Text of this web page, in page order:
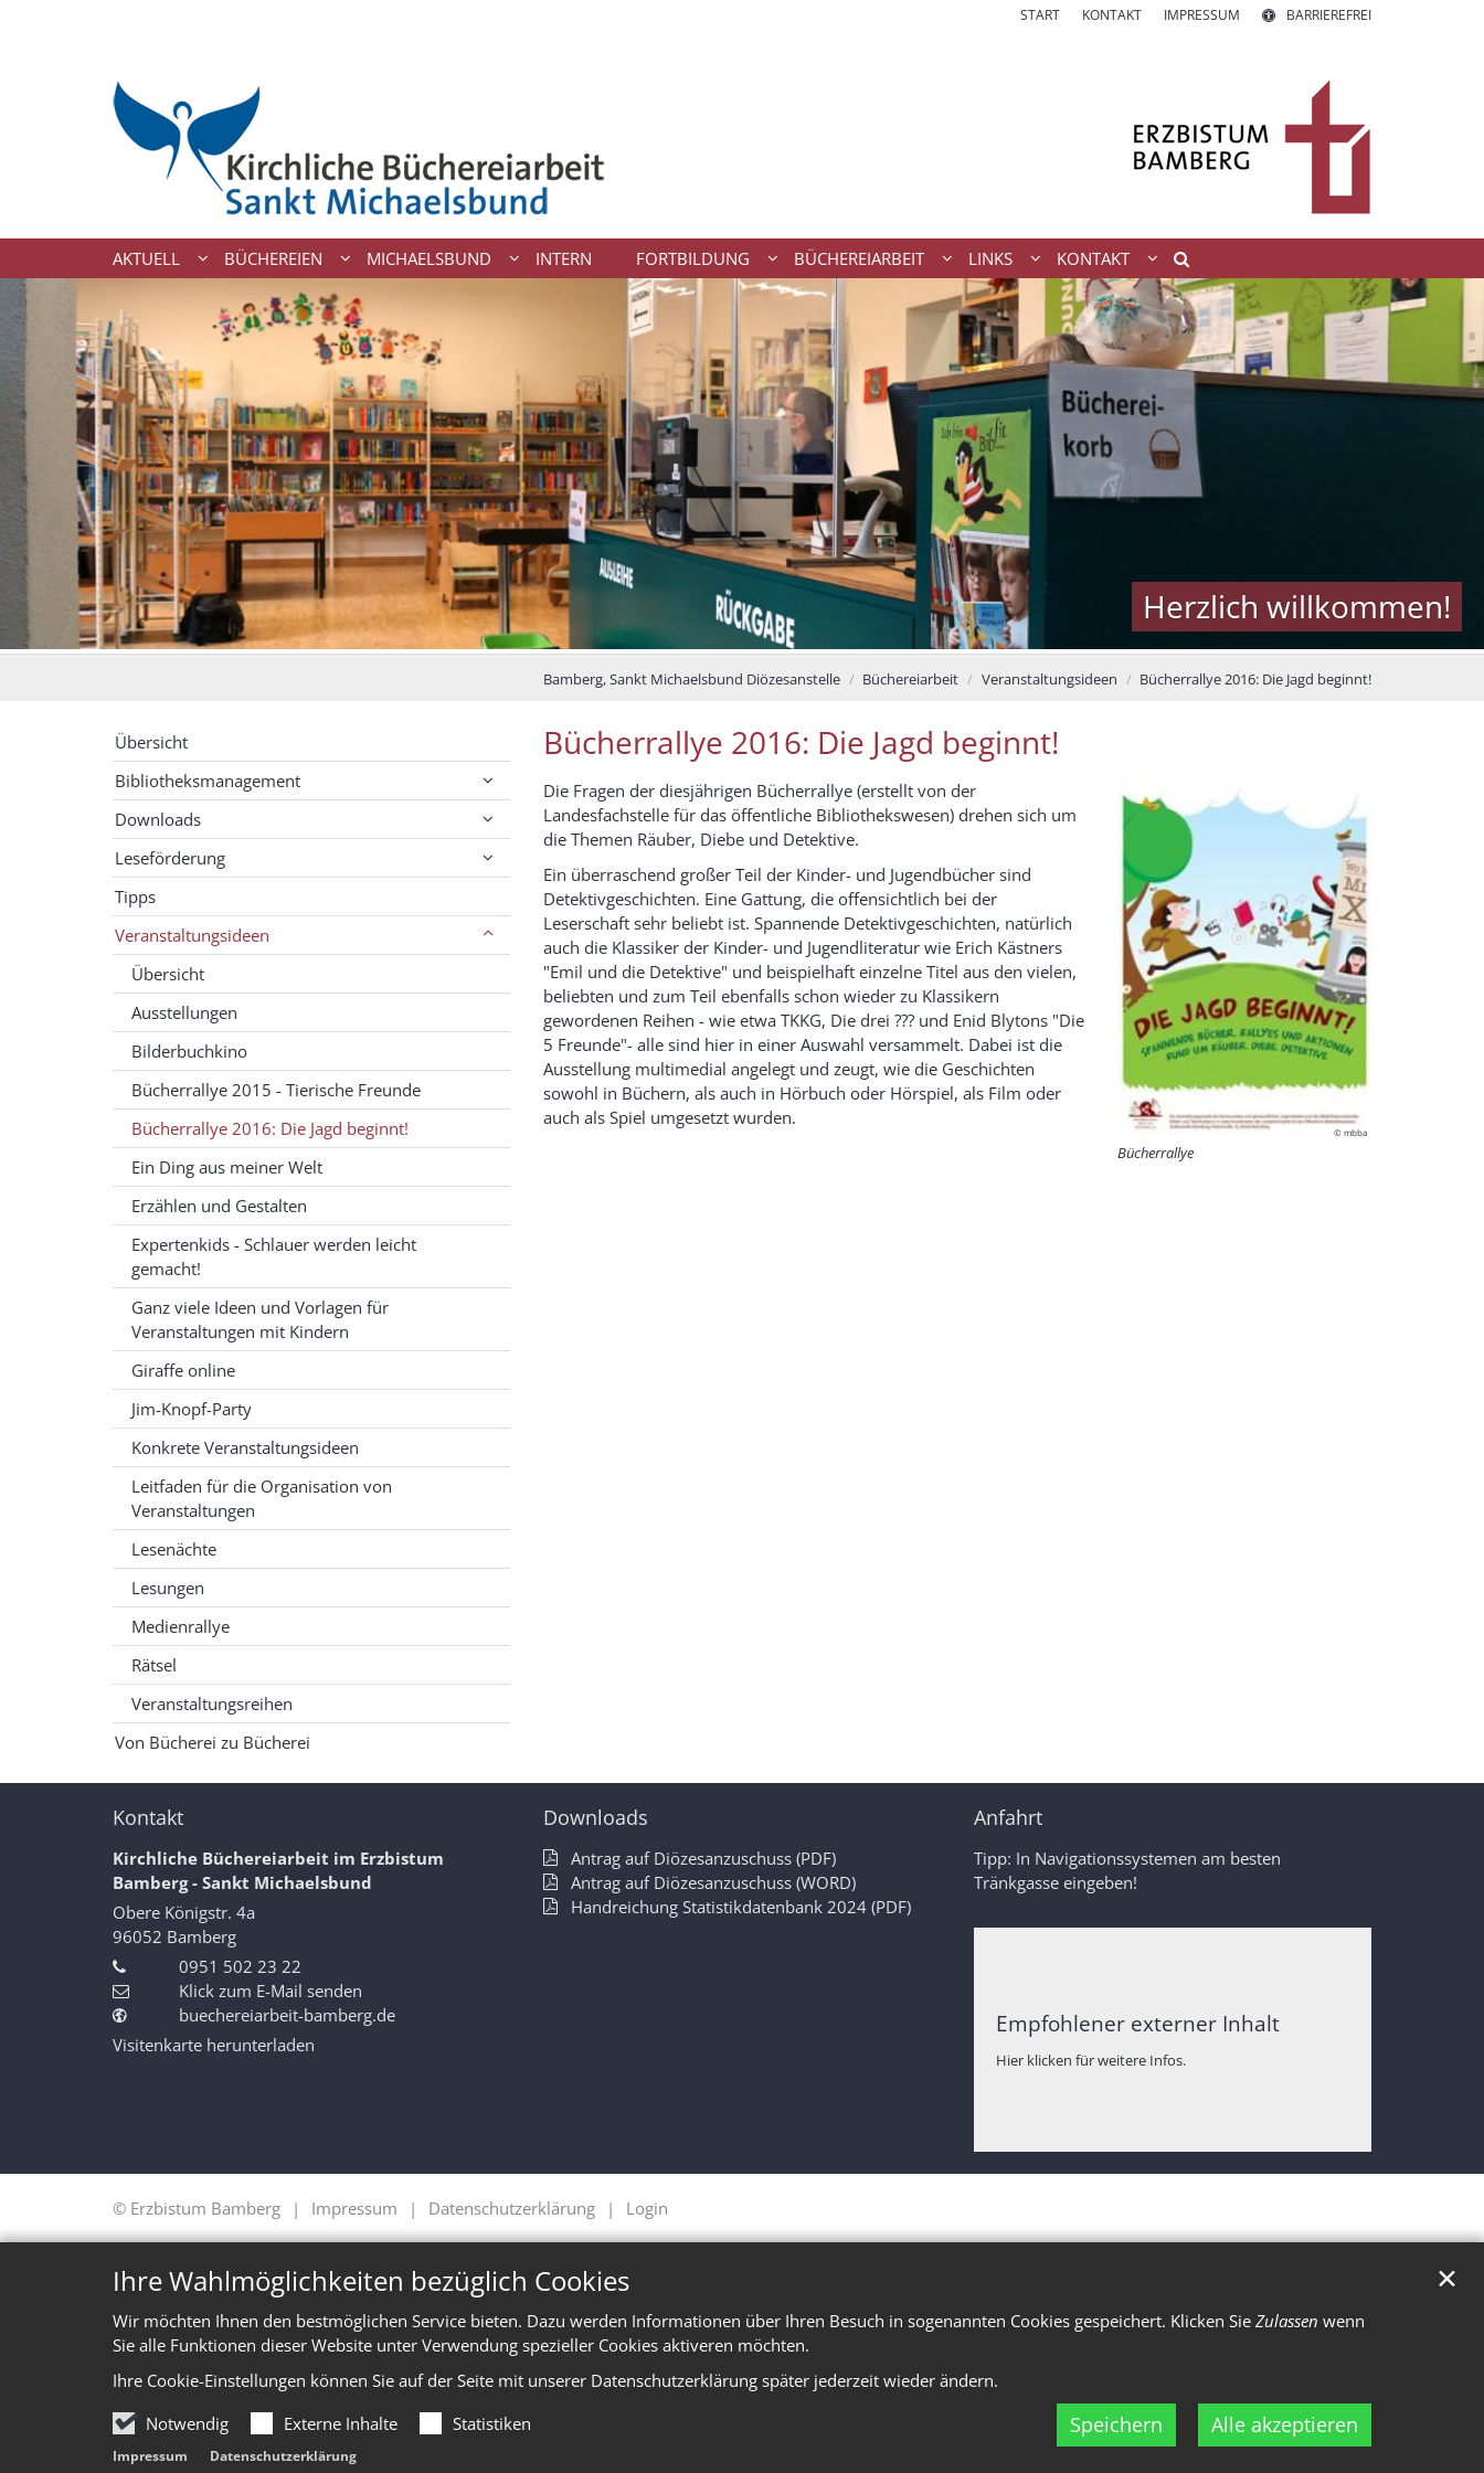
Ihre Wahlmöglichkeiten bezüglich Cookies
Wir möchten Ihnen den bestmöglichen Service bieten. Dazu werden Informationen über Ihren Besuch in sogenannten Cookies gespeichert. Klicken Sie Zulassen wenn
Sie alle Funktionen dieser Website unter Verwendung spezieller Cookies aktiveren möchten.
Ihre Cookie-Einstellungen können Sie auf der Seite mit unserer Datenschutzerklärung später jederzeit wieder ändern.
Notwendig
Externe Inhalte Statistiken Speichern Alle akzeptieren
✕
Impressum Datenschutzerklärung
START KONTAKT IMPRESSUM BARRIEREFREI
AKTUELL BÜCHEREIEN MICHAELSBUND INTERN FORTBILDUNG BÜCHEREIARBEIT LINKS KONTAKT
Herzlich willkommen!
Bamberg, Sankt Michaelsbund Diözesanstelle Büchereiarbeit Veranstaltungsideen Bücherrallye 2016: Die Jagd beginnt!
Bücherrallye 2016: Die Jagd beginnt!
© mbba
Bücherrallye
Die Fragen der diesjährigen Bücherrallye (erstellt von der
Landesfachstelle für das öffentliche Bibliothekswesen) drehen sich um
die Themen Räuber, Diebe und Detektive.
Ein überraschend großer Teil der Kinder- und Jugendbücher sind
Detektivgeschichten. Eine Gattung, die offensichtlich bei der
Leserschaft sehr beliebt ist. Spannende Detektivgeschichten, natürlich
auch die Klassiker der Kinder- und Jugendliteratur wie Erich Kästners
"Emil und die Detektive" und beispielhaft einzelne Titel aus den vielen,
beliebten und zum Teil ebenfalls schon wieder zu Klassikern
gewordenen Reihen - wie etwa TKKG, Die drei ??? und Enid Blytons "Die
5 Freunde"- alle sind hier in einer Auswahl versammelt. Dabei ist die
Ausstellung multimedial angelegt und zeugt, wie die Geschichten
sowohl in Büchern, als auch in Hörbuch oder Hörspiel, als Film oder
auch als Spiel umgesetzt wurden.
Übersicht
Bibliotheksmanagement
Downloads
Leseförderung
Tipps
Veranstaltungsideen
Übersicht
Ausstellungen
Bilderbuchkino
Bücherrallye 2015 - Tierische Freunde
Bücherrallye 2016: Die Jagd beginnt!
Ein Ding aus meiner Welt
Erzählen und Gestalten
Expertenkids - Schlauer werden leicht
gemacht!
Ganz viele Ideen und Vorlagen für
Veranstaltungen mit Kindern
Giraffe online
Jim-Knopf-Party
Konkrete Veranstaltungsideen
Leitfaden für die Organisation von
Veranstaltungen
Lesenächte
Lesungen
Medienrallye
Rätsel
Veranstaltungsreihen
Von Bücherei zu Bücherei
Kontakt
Kirchliche Büchereiarbeit im Erzbistum
Bamberg - Sankt Michaelsbund
Obere Königstr. 4a
96052 Bamberg
0951 502 23 22
Klick zum E-Mail senden
buechereiarbeit-bamberg.de
Visitenkarte herunterladen
Downloads
Antrag auf Diözesanzuschuss (PDF)
Antrag auf Diözesanzuschuss (WORD)
Handreichung Statistikdatenbank 2024 (PDF)
Anfahrt
Tipp: In Navigationssystemen am besten
Tränkgasse eingeben!
Empfohlener externer Inhalt
Hier klicken für weitere Infos.
© Erzbistum Bamberg Impressum Datenschutzerklärung Login